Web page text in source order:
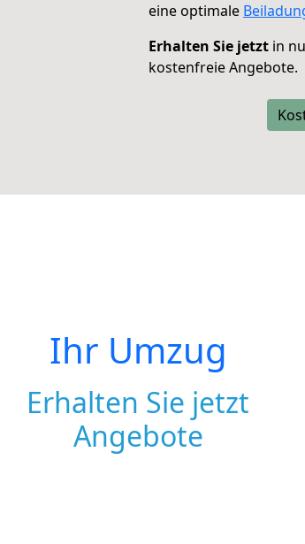
eine optimale
Erhalten Sie jetzt in
kostenfreie Angebote.
Ihr Umzug
Erhalten Sie jetzt
Angebote